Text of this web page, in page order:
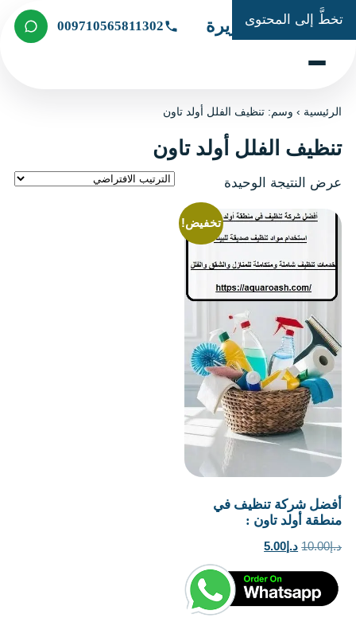
تخطَّ إلى المحتوى
شركة الجزيرة 009710565811302
الرئيسية ›وسم: تنظيف الفلل أولد تاون
تنظيف الفلل أولد تاون
عرض النتيجة الوحيدة
تخفيض!
أفضل شركة تنظيف في
منطقة أولد تاون :
د.إ10.00 السعر
هو:
د.إ10.00.
د.إ 5.00السعر
هو:
د.إ5.00.